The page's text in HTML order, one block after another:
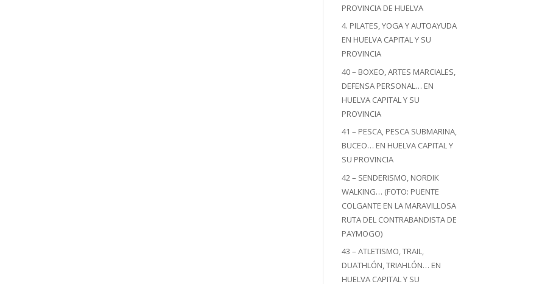
PROVINCIA DE HUELVA
4. PILATES, YOGA Y AUTOAYUDA
EN HUELVA CAPITAL Y SU
PROVINCIA
40 – BOXEO, ARTES MARCIALES,
DEFENSA PERSONAL… EN
HUELVA CAPITAL Y SU
PROVINCIA
41 – PESCA, PESCA SUBMARINA,
BUCEO… EN HUELVA CAPITAL Y
SU PROVINCIA
42 – SENDERISMO, NORDIK
WALKING… (FOTO: PUENTE
COLGANTE EN LA MARAVILLOSA
RUTA DEL CONTRABANDISTA DE
PAYMOGO)
43 – ATLETISMO, TRAIL,
DUATHLÓN, TRIAHLÓN… EN
HUELVA CAPITAL Y SU